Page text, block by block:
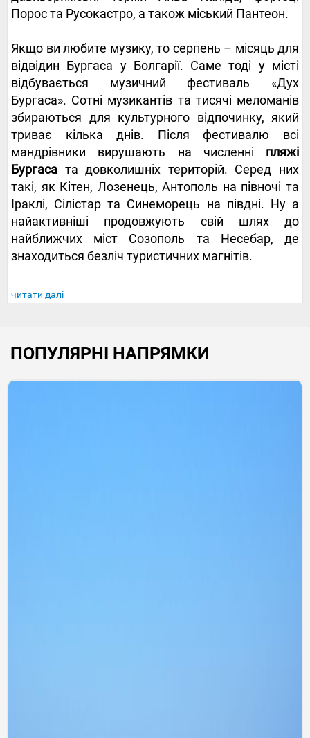
Порос та Русокастро, а також міський Пантеон.
Якщо ви любите музику, то серпень – місяць для
відвідин Бургаса у Болгарії. Саме тоді у місті
відбувається музичний фестиваль «Дух
Бургаса». Сотні музикантів та тисячі меломанів
збираються для культурного відпочинку, який
триває кілька днів. Після фестивалю всі
мандрівники вирушають на численні пляжі
Бургаса та довколишніх територій. Серед них
такі, як Кітен, Лозенець, Антополь на півночі та
Іраклі, Сілістар та Синеморець на півдні. Ну а
найактивніші продовжують свій шлях до
найближчих міст Созополь та Несебар, де
знаходиться безліч туристичних магнітів.
читати далі
ПОПУЛЯРНІ НАПРЯМКИ